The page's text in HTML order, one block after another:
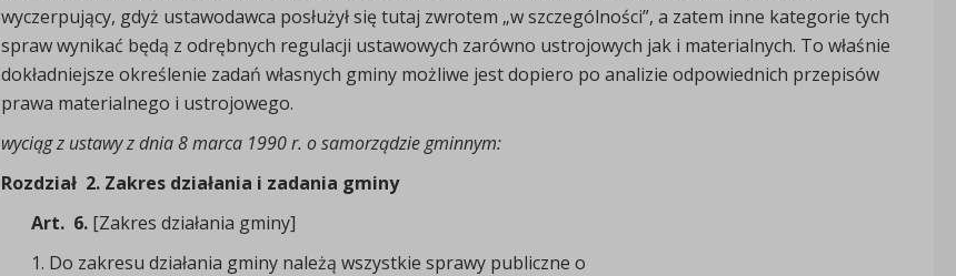
wyczerpujący, gdyż ustawodawca posłużył się tutaj zwrotem „w szczególności”, a zatem inne kategorie tych
spraw wynikać będą z odrębnych regulacji ustawowych zarówno ustrojowych jak i materialnych. To właśnie
dokładniejsze określenie zadań własnych gminy możliwe jest dopiero po analizie odpowiednich przepisów
prawa materialnego i ustrojowego.
wyciąg z ustawy z dnia 8 marca 1990 r. o samorządzie gminnym:
Rozdział 2. Zakres działania i zadania gminy
Art. 6.[Zakres działania gminy]
1. Do zakresu działania gminy należą wszystkie sprawy publiczne o